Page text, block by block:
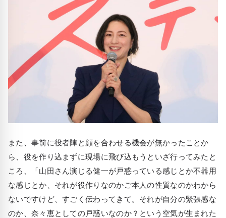
また、事前に役者陣と顔を合わせる機会が無かったことか
ら、役を作り込まずに現場に飛び込もうといざ行ってみたと
ころ、「山田さん演じる健一が戸惑っている感じとか不器用
な感じとか、それが役作りなのかご本人の性質なのかわから
ないですけど、すごく伝わってきて。それが自分の緊張感な
のか、奈々恵としての戸惑いなのか？という空気が生まれた